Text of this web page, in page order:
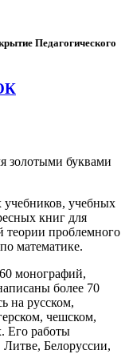
Педагогического
золотыми буквами
учебных
книг для
теории проблемного
математике.
монографий,
более 70
на русском,
чешском,
Его работы
Белоруссии,